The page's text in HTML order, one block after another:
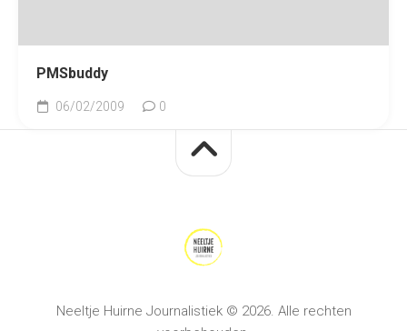
PMSbuddy
06/02/2009 0
Neeltje Huirne Journalistiek © 2026. Alle rechten